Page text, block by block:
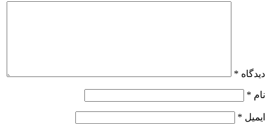
دیدگاه *
نام *
ایمیل *